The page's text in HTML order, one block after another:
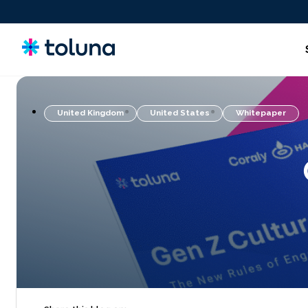
Soluzioni per far crescere il tuo brand in modo continuativo
attraverso un apprendimento costante.
Idee, Claim e Concept
Screen, refine, and validate concepts and claims to bring
stronger innovations to market with confidence.
Prodotti, Pack e Esperienze
Ottimizza i prodotti, il packaging e le esperienze che
United Kingdom United States Whitepaper